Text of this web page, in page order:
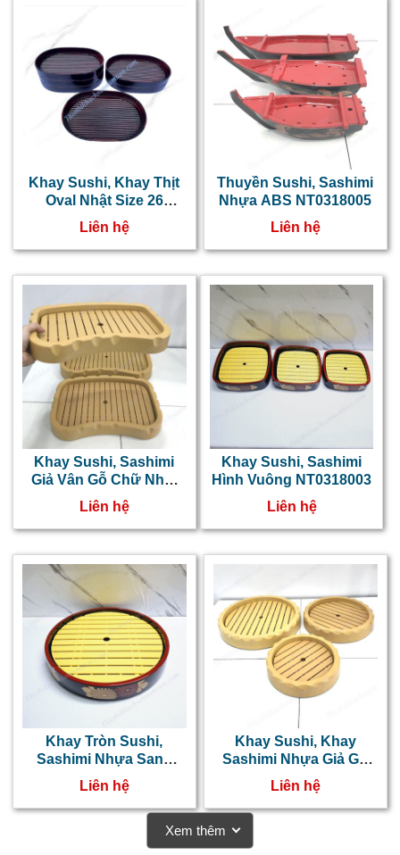
Khay Sushi, Khay Thịt
Oval Nhật Size 26
*20.6cm NT0318006
Liên hệ
Thuyền Sushi, Sashimi
Nhựa ABS NT0318005
Liên hệ
Khay Sushi, Sashimi
Giả Vân Gỗ Chữ Nhật
NT0318004
Liên hệ
Khay Sushi, Sashimi
Hình Vuông NT0318003
Liên hệ
Khay Tròn Sushi,
Sashimi Nhựa Sang
Trọng NT0318002
Liên hệ
Khay Sushi, Khay
Sashimi Nhựa Giả Gỗ
NT0318001
Liên hệ
Xem thêm